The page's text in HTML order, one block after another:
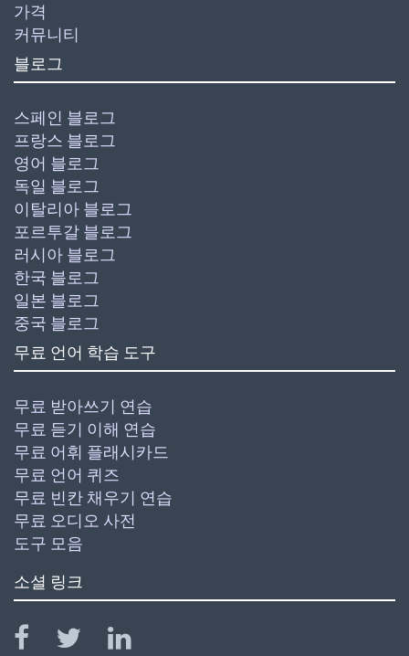
가격
커뮤니티
블로그
스페인 블로그
프랑스 블로그
영어 블로그
독일 블로그
이탈리아 블로그
포르투갈 블로그
러시아 블로그
한국 블로그
일본 블로그
중국 블로그
무료 언어 학습 도구
무료 받아쓰기 연습
무료 듣기 이해 연습
무료 어휘 플래시카드
무료 언어 퀴즈
무료 빈칸 채우기 연습
무료 오디오 사전
도구 모음
소셜 링크